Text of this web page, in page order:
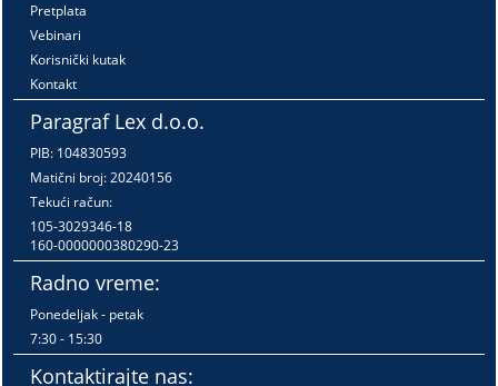
Pretplata
Vebinari
Korisnički kutak
Kontakt
Paragraf Lex d.o.o.
PIB: 104830593
Matični broj: 20240156
Tekući račun:
105-3029346-18
160-0000000380290-23
Radno vreme:
Ponedeljak - petak
7:30 - 15:30
Kontaktirajte nas: